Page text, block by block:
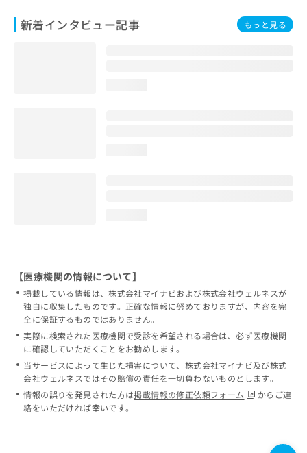
新着インタビュー記事 もっと見る
【医療機関の情報について】
掲載している情報は、株式会社マイナビおよび株式会社ウェルネスが
独自に収集したものです。正確な情報に努めておりますが、内容を完
全に保証するものではありません。
実際に検索された医療機関で受診を希望される場合は、必ず医療機関
に確認していただくことをお勧めします。
当サービスによって生じた損害について、株式会社マイナビ及び株式
会社ウェルネスではその賠償の責任を一切負わないものとします。
情報の誤りを発見された方は掲載情報の修正依頼フォーム
からご連
絡をいただければ幸いです。